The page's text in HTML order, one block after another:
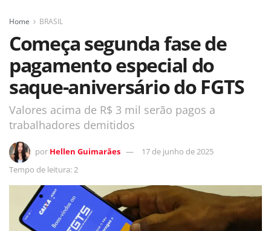
Home BRASIL
Começa segunda fase de
pagamento especial do
saque-aniversário do FGTS
Valores acima de R$ 3 mil serão pagos a
trabalhadores demitidos
por Hellen Guimarães
17 de junho de 2025
Tempo de leitura: 2